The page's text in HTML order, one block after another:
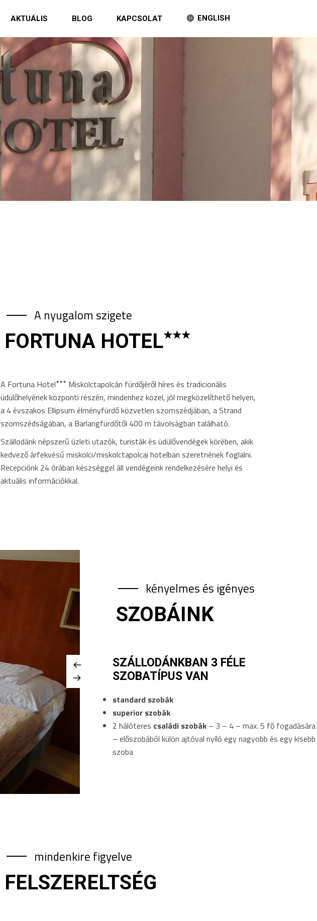
AKTUÁLIS BLOG KAPCSOLAT ENGLISH
A nyugalom szigete
FORTUNA HOTEL★★★
A Fortuna Hotel★★★Miskolctapolcán fürdőjéről híres és tradicionális
üdülőhelyének központi részén, mindenhez közel, jól megközelíthető helyen,
a 4 évszakos Ellipsum élményfürdő közvetlen szomszédjában, a Strand
szomszédságában, a Barlangfürdőtől 400 m távolságban található.
Szállodánk népszerű üzleti utazók, turisták és üdülővendégek körében, akik
kedvező árfekvésű miskolci/miskolctapolcai hotelban szeretnének foglalni.
Recepciónk 24 órában készséggel áll vendégeink rendelkezésére helyi és
aktuális információkkal.
kényelmes és igényes
SZOBÁINK
SZÁLLODÁNKBAN 3 FÉLE
SZOBATÍPUS VAN
standard szobák
superior szobák
2 hálóteres családi szobák – 3 – 4 – max. 5 fő fogadására
– előszobából külön ajtóval nyíló egy nagyobb és egy kisebb
szoba
mindenkire figyelve
FELSZERELTSÉG